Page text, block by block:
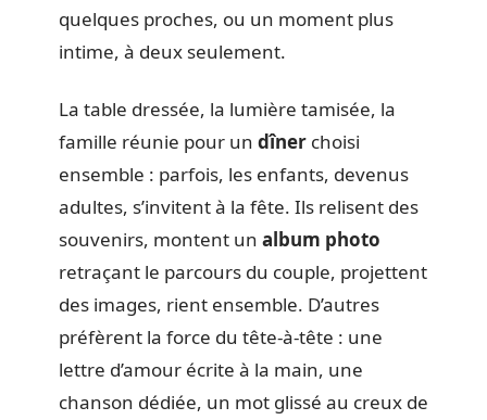
quelques proches, ou un moment plus
intime, à deux seulement.
La table dressée, la lumière tamisée, la
famille réunie pour un dîner choisi
ensemble : parfois, les enfants, devenus
adultes, s’invitent à la fête. Ils relisent des
souvenirs, montent un album photo
retraçant le parcours du couple, projettent
des images, rient ensemble. D’autres
préfèrent la force du tête-à-tête : une
lettre d’amour écrite à la main, une
chanson dédiée, un mot glissé au creux de